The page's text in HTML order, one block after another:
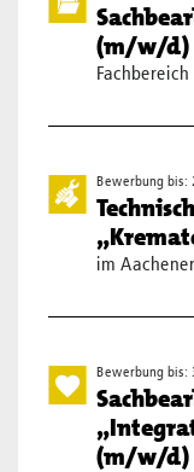
(m/w/d)
Bewerbung bis:
im
Bewerbung bis:
(m/w/d)